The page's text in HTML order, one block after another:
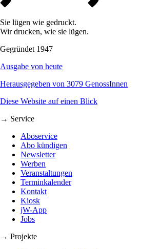
Sie lügen wie gedruckt.
Wir drucken, wie sie lügen.
Gegründet 1947
Ausgabe von heute
Herausgegeben von 3079 GenossInnen
Diese Website auf einen Blick
→ Service
Aboservice
Abo kündigen
Newsletter
Werben
Veranstaltungen
Terminkalender
Kontakt
Kiosk
jW-App
Jobs
→ Projekte